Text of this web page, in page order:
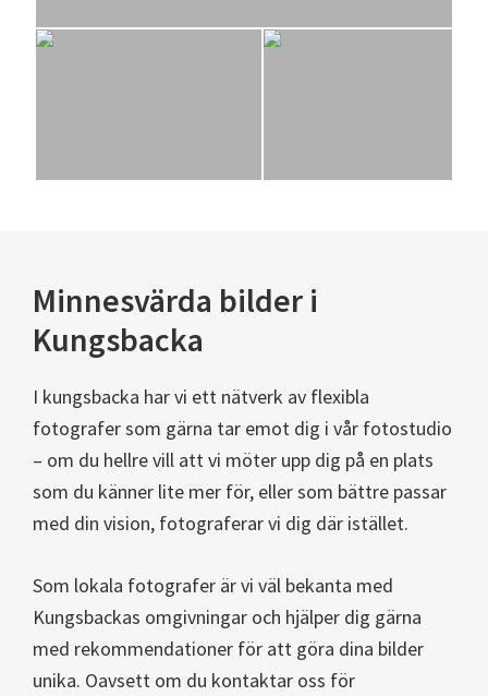
Minnesvärda bilder i
Kungsbacka
I kungsbacka har vi ett nätverk av flexibla
fotografer som gärna tar emot dig i vår fotostudio
– om du hellre vill att vi möter upp dig på en plats
som du känner lite mer för, eller som bättre passar
med din vision, fotograferar vi dig där istället.
Som lokala fotografer är vi väl bekanta med
Kungsbackas omgivningar och hjälper dig gärna
med rekommendationer för att göra dina bilder
unika. Oavsett om du kontaktar oss för